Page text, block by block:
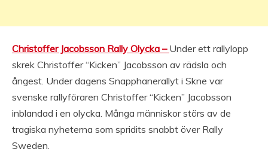
Christoffer Jacobsson Rally Olycka – Under ett rallylopp
skrek Christoffer “Kicken” Jacobsson av rädsla och
ångest. Under dagens Snapphanerallyt i Skne var
svenske rallyföraren Christoffer “Kicken” Jacobsson
inblandad i en olycka. Många människor störs av de
tragiska nyheterna som spridits snabbt över Rally
Sweden.